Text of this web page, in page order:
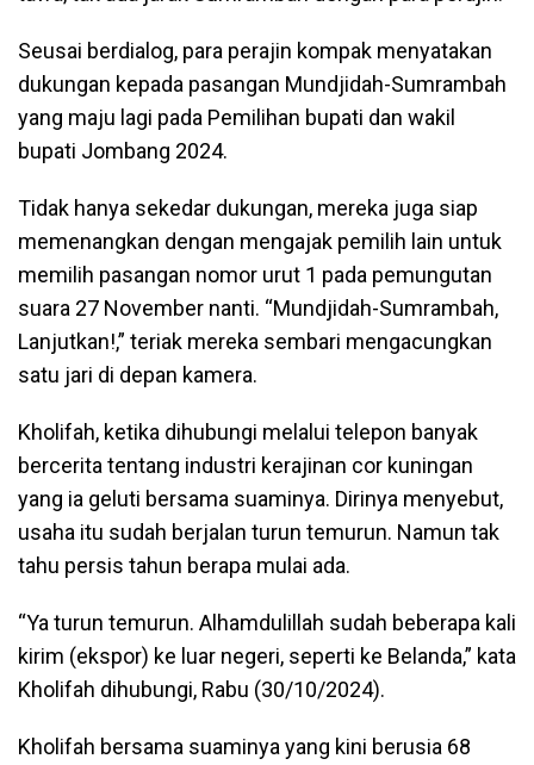
Seusai berdialog, para perajin kompak menyatakan
dukungan kepada pasangan Mundjidah-Sumrambah
yang maju lagi pada Pemilihan bupati dan wakil
bupati Jombang 2024.
Tidak hanya sekedar dukungan, mereka juga siap
memenangkan dengan mengajak pemilih lain untuk
memilih pasangan nomor urut 1 pada pemungutan
suara 27 November nanti. “Mundjidah-Sumrambah,
Lanjutkan!,” teriak mereka sembari mengacungkan
satu jari di depan kamera.
Kholifah, ketika dihubungi melalui telepon banyak
bercerita tentang industri kerajinan cor kuningan
yang ia geluti bersama suaminya. Dirinya menyebut,
usaha itu sudah berjalan turun temurun. Namun tak
tahu persis tahun berapa mulai ada.
“Ya turun temurun. Alhamdulillah sudah beberapa kali
kirim (ekspor) ke luar negeri, seperti ke Belanda,” kata
Kholifah dihubungi, Rabu (30/10/2024).
Kholifah bersama suaminya yang kini berusia 68